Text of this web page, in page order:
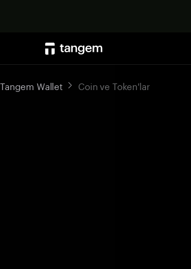
Tangem Wallet Coin ve Token'lar